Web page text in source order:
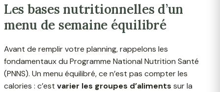
Les bases nutritionnelles d’un
menu de semaine équilibré
Avant de remplir votre planning, rappelons les
fondamentaux du Programme National Nutrition Santé
(PNNS). Un menu équilibré, ce n’est pas compter les
calories : c’est varier les groupes d’aliments sur la